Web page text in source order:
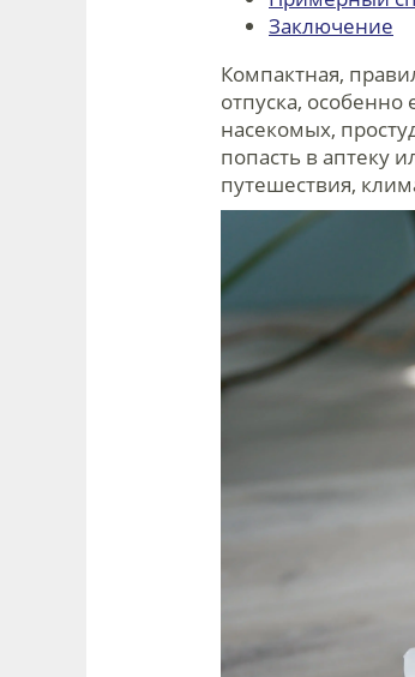
Заключение
Компактная,
отпуска,
насекомых,
попасть в аптеку
путешествия,